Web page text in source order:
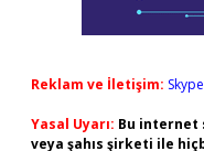
Reklam ve İletişim:
Yasal Uyarı: Bu internet
veya şahıs şirketi ile